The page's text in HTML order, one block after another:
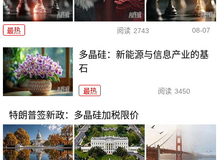
最热 阅读 2743 08-07
多晶硅：新能源与信息产业的基
石
最热 阅读 3450
特朗普签新政：多晶硅加税限价